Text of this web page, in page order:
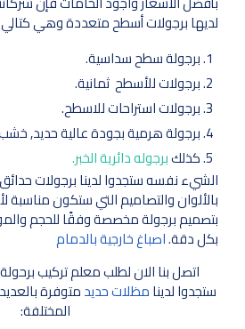
لديها برجولات أسطح متعددة وهي
برجولة سطح سداسية.
برجولات للأسطح ثمانية.
برجولات استراحات للاسطح.
برجولة هرمية بجودة عالية حديد,
كذلكبرجوله دائرية الخبر.
الشيء نفسه ستجدوا لدينا برجولات
بالألوان والتصاميم التي ستكون مناسبة
بتصميم برجولة مخصصة وفقًا للحجم
بكل دقة.اصباغ خارجية بالدمام
اتصل بنا الان لطلب معلم تركيب
ستجدوا لدينامظلات حديدمتوفرة
المختلفة: